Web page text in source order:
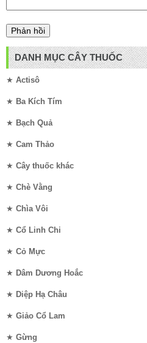
DANH MỤC CÂY THUỐC
★ Actisô
★ Ba Kích Tím
★ Bạch Quả
★ Cam Thảo
★ Cây thuốc khác
★ Chè Vằng
★ Chìa Vôi
★ Cổ Linh Chi
★ Cỏ Mực
★ Dâm Dương Hoắc
★ Diệp Hạ Châu
★ Giảo Cổ Lam
★ Gừng